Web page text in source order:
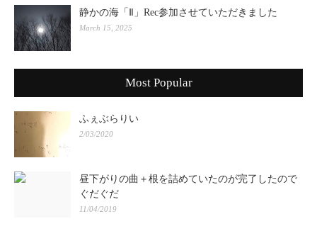
静かの海「Ⅱ」Rec参加させていただきました
March 15, 2025
Most Popular
ふぇぶらりい
2/03/2020
昼下がりの曲＋根を詰めていたのが完了したので
ぐだぐだ
11/04/2019